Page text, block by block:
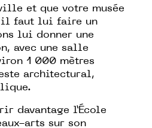
et que votre musée
il faut lui faire un
lui donner une
avec une salle
1 000 mètres
architectural,
davantage l’École
arts sur son